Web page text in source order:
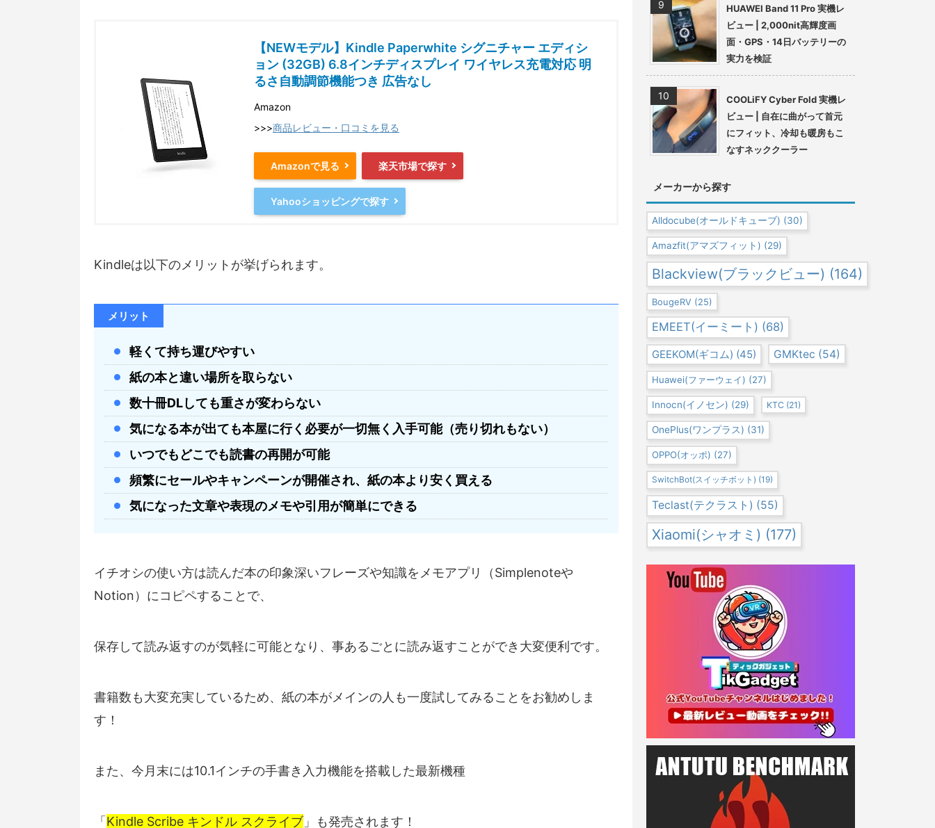
【NEWモデル】Kindle Paperwhite シグニチャー エディシ
ョン (32GB) 6.8インチディスプレイ ワイヤレス充電対応 明
るさ自動調節機能つき 広告なし
Amazon
>>>商品レビュー・口コミを見る
Amazonで見る 楽天市場で探す
Yahooショッピングで探す
Kindleは以下のメリットが挙げられます。
メリット
軽くて持ち運びやすい
紙の本と違い場所を取らない
数十冊DLしても重さが変わらない
気になる本が出ても本屋に行く必要が一切無く入手可能（売り切れもない）
いつでもどこでも読書の再開が可能
頻繁にセールやキャンペーンが開催され、紙の本より安く買える
気になった文章や表現のメモや引用が簡単にできる
イチオシの使い方は読んだ本の印象深いフレーズや知識をメモアプリ（Simplenoteや
Notion）にコピペすることで、
保存して読み返すのが気軽に可能となり、事あるごとに読み返すことができ大変便利です。
書籍数も大変充実しているため、紙の本がメインの人も一度試してみることをお勧めしま
す！
また、今月末には10.1インチの手書き入力機能を搭載した最新機種
「Kindle Scribe キンドル スクライブ」も発売されます！
HUAWEI Band 11 Pro 実機レ
ビュー | 2,000nit高輝度画
面・GPS・14日バッテリーの
実力を検証
COOLiFY Cyber Fold 実機レ
ビュー | 自在に曲がって首元
にフィット、冷却も暖房もこ
なすネッククーラー
メーカーから探す
Alldocube(オールドキューブ) (30)
Amazfit(アマズフィット) (29)
Blackview(ブラックビュー) (164)
BougeRV (25)
EMEET(イーミート) (68)
GEEKOM(ギコム) (45) GMKtec (54)
Huawei(ファーウェイ) (27)
Innocn(イノセン) (29) KTC (21)
OnePlus(ワンプラス) (31)
OPPO(オッポ) (27)
SwitchBot(スイッチボット) (19)
Teclast(テクラスト) (55)
Xiaomi(シャオミ) (177)